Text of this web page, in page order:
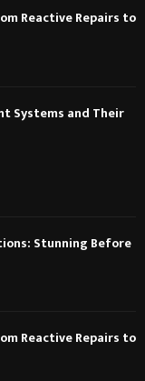
Reactive Repairs to
Systems and Their
Stunning Before
Reactive Repairs to